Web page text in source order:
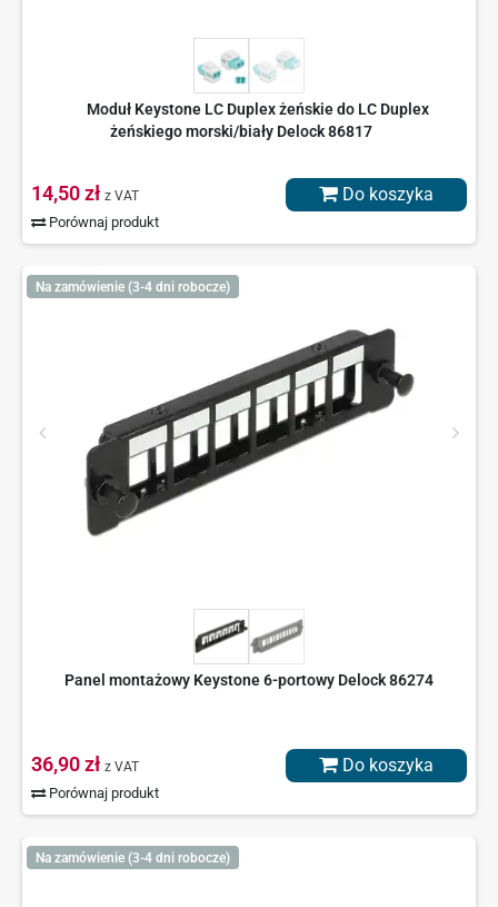
Moduł Keystone LC Duplex żeńskie do LC Duplex
żeńskiego morski/biały Delock 86817
14,50 zł z VAT
Porównaj produkt
Do koszyka
Na zamówienie (3-4 dni robocze)
Panel montażowy Keystone 6-portowy Delock 86274
36,90 zł z VAT
Porównaj produkt
Do koszyka
Na zamówienie (3-4 dni robocze)